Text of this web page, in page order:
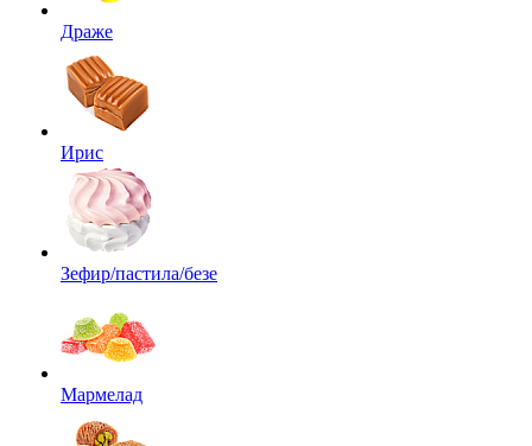
Драже
Ирис
Зефир/пастила/безе
Мармелад